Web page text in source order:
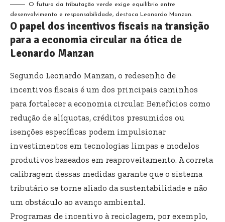
O futuro da tributação verde exige equilíbrio entre
desenvolvimento e responsabilidade, destaca Leonardo Manzan.
O papel dos incentivos fiscais na transição
para a economia circular na ótica de
Leonardo Manzan
Segundo Leonardo Manzan, o redesenho de
incentivos fiscais é um dos principais caminhos
para fortalecer a economia circular. Benefícios como
redução de alíquotas, créditos presumidos ou
isenções específicas podem impulsionar
investimentos em tecnologias limpas e modelos
produtivos baseados em reaproveitamento. A correta
calibragem dessas medidas garante que o sistema
tributário se torne aliado da sustentabilidade e não
um obstáculo ao avanço ambiental.
Programas de incentivo à reciclagem, por exemplo,